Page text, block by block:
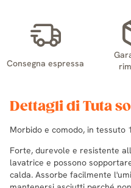
Consegna espressa
Dettagli di Tuta
Morbido e comodo, in tessuto
Forte, durevole e resistente
lavatrice e possono
calda. Assorbe facilmente